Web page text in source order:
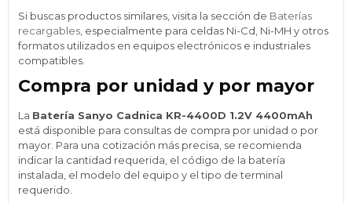
Si buscas productos similares, visita la sección de Baterías
recargables , especialmente para celdas Ni-Cd, Ni-MH y otros
formatos utilizados en equipos electrónicos e industriales
compatibles.
Compra por unidad y por mayor
La Batería Sanyo Cadnica KR-4400D 1.2V 4400mAh
está disponible para consultas de compra por unidad o por
mayor. Para una cotización más precisa, se recomienda
indicar la cantidad requerida, el código de la batería
instalada, el modelo del equipo y el tipo de terminal
requerido.